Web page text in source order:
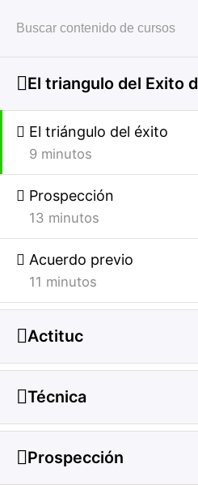
Soporte Dunamis Work
Inicio All Courses
El triangulo del Exito
El triángulo del éxito
9 minutos
Prospección
13 minutos
Acuerdo previo
11 minutos
Actituc
Técnica
Prospección
Soporte Dunamis Work